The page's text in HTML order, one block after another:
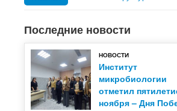
Последние новости
НОВОСТИ
Институт
микробиологии
отметил
ноября – Дня